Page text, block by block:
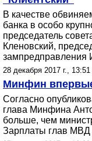
В качестве
банка в особо
председатель
Кленовский,
зампредправления
28 декабря 2017 г., 13:51
Минфин
Согласно
глава Минфина
больше, чем
Зарплаты глав